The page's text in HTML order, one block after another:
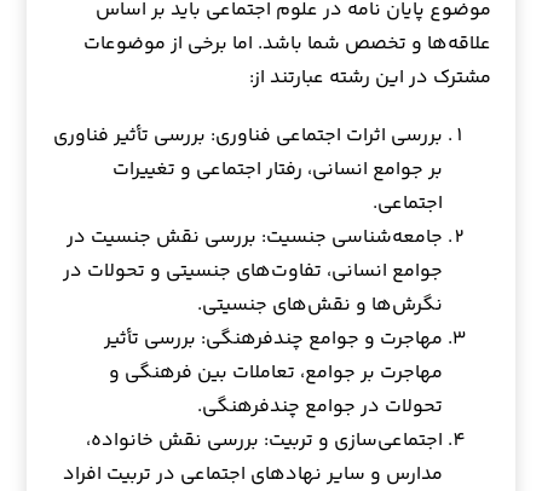
موضوع پایان نامه در علوم اجتماعی باید بر اساس
علاقه‌ها و تخصص شما باشد. اما برخی از موضوعات
مشترک در این رشته عبارتند از:
بررسی اثرات اجتماعی فناوری: بررسی تأثیر فناوری
بر جوامع انسانی، رفتار اجتماعی و تغییرات
اجتماعی.
جامعه‌شناسی جنسیت: بررسی نقش جنسیت در
جوامع انسانی، تفاوت‌های جنسیتی و تحولات در
نگرش‌ها و نقش‌های جنسیتی.
مهاجرت و جوامع چندفرهنگی: بررسی تأثیر
مهاجرت بر جوامع، تعاملات بین فرهنگی و
تحولات در جوامع چندفرهنگی.
اجتماعی‌سازی و تربیت: بررسی نقش خانواده،
مدارس و سایر نهادهای اجتماعی در تربیت افراد